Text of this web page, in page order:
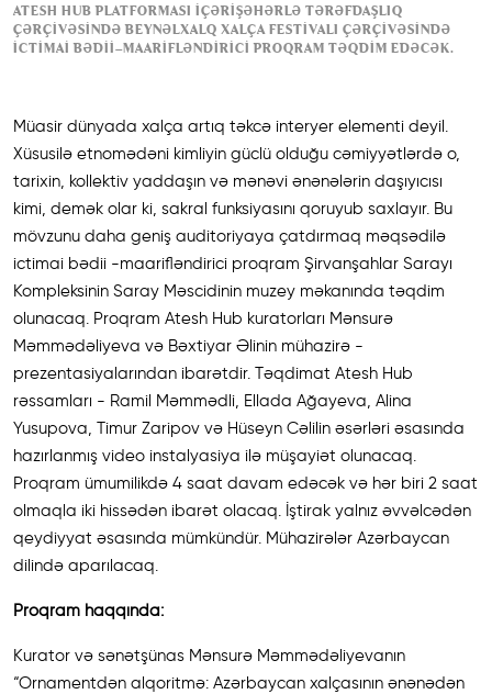
ATESH HUB PLATFORMASI İÇƏRIŞƏHƏRLƏ TƏRƏFDAŞLIQ
ÇƏRÇIVƏSINDƏ BEYNƏLXALQ XALÇA FESTIVALI ÇƏRÇIVƏSINDƏ
ICTIMAI BƏDII–MAARIFLƏNDIRICI PROQRAM TƏQDIM EDƏCƏK.
Müasir dünyada xalça artıq təkcə interyer elementi deyil.
Xüsusilə etnomədəni kimliyin güclü olduğu cəmiyyətlərdə o,
tarixin, kollektiv yaddaşın və mənəvi ənənələrin daşıyıcısı
kimi, demək olar ki, sakral funksiyasını qoruyub saxlayır. Bu
mövzunu daha geniş auditoriyaya çatdırmaq məqsədilə
ictimai bədii -maarifləndirici proqram Şirvanşahlar Sarayı
Kompleksinin Saray Məscidinin muzey məkanında təqdim
olunacaq. Proqram Atesh Hub kuratorları Mənsurə
Məmmədəliyeva və Bəxtiyar Əlinin mühazirə -
prezentasiyalarından ibarətdir. Təqdimat Atesh Hub
rəssamları - Ramil Məmmədli, Ellada Ağayeva, Alina
Yusupova, Timur Zaripov və Hüseyn Cəlilin əsərləri əsasında
hazırlanmış video instalyasiya ilə müşayiət olunacaq.
Proqram ümumilikdə 4 saat davam edəcək və hər biri 2 saat
olmaqla iki hissədən ibarət olacaq. İştirak yalnız əvvəlcədən
qeydiyyat əsasında mümkündür. Mühazirələr Azərbaycan
dilində aparılacaq.
Proqram haqqında:
Kurator və sənətşünas Mənsurə Məmmədəliyevanın
“Ornamentdən alqoritmə: Azərbaycan xalçasının ənənədən